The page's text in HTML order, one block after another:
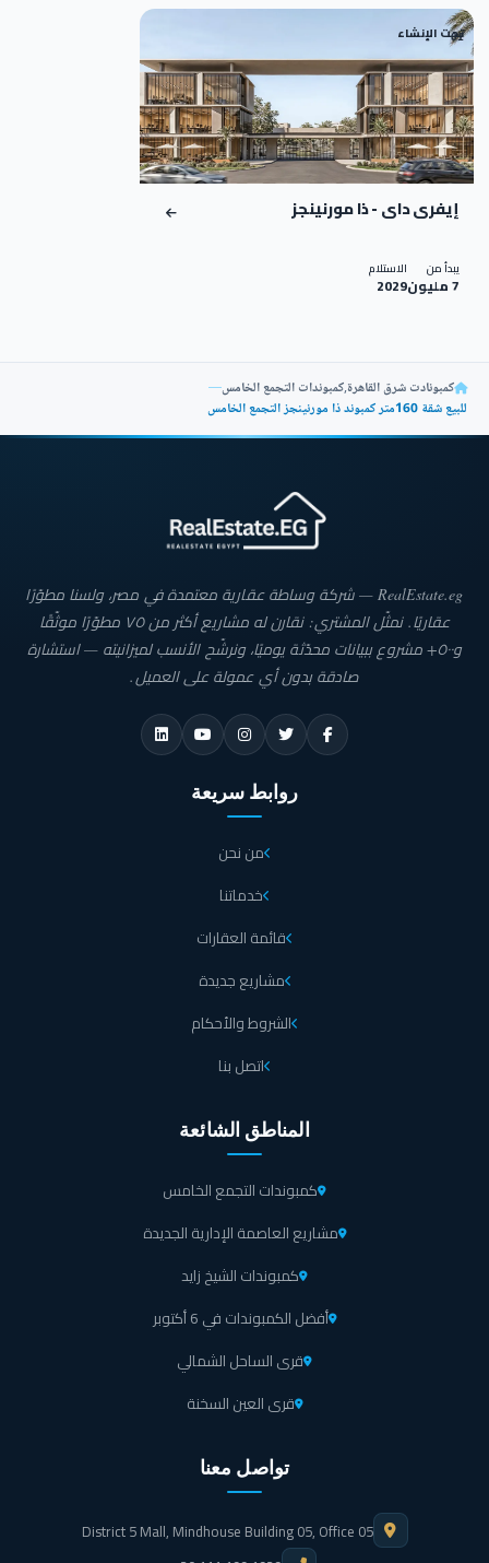
تحت الإنشاء
01
إيفرى داى - ذا مورنينجز
يبدأ من
7 مليون
الاستلام
2029
كمبونادت شرق القاهرة,كمبوندات التجمع الخامس—
للبيع شقة 160متر كمبوند ذا مورنينجز التجمع الخامس
RealEstate.eg — شركة وساطة عقارية معتمدة في مصر، ولسنا مطوّرًا
عقاريًا. نمثّل المشتري: نقارن له مشاريع أكثر من ٧٥ مطوّرًا موثّقًا
و٥٠٠+ مشروع ببيانات محدّثة يوميًا، ونرشّح الأنسب لميزانيته — استشارة
صادقة بدون أي عمولة على العميل.
روابط سريعة
من نحن
خدماتنا
قائمة العقارات
مشاريع جديدة
الشروط والأحكام
اتصل بنا
المناطق الشائعة
كمبوندات التجمع الخامس
مشاريع العاصمة الإدارية الجديدة
كمبوندات الشيخ زايد
أفضل الكمبوندات في 6 أكتوبر
قرى الساحل الشمالي
قرى العين السخنة
تواصل معنا
District 5 Mall, Mindhouse Building 05, Office 05